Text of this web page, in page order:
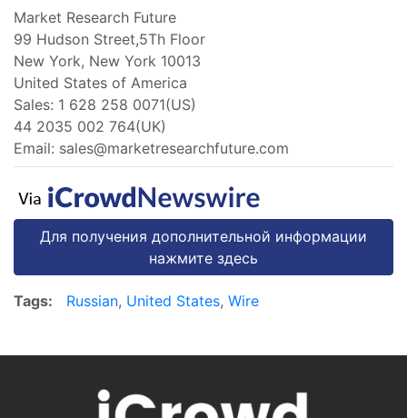
Market Research Future
99 Hudson Street,5Th Floor
New York, New York 10013
United States of America
Sales: 1 628 258 0071(US)
44 2035 002 764(UK)
Email: sales@marketresearchfuture.com
Для получения дополнительной информации
нажмите здесь
Tags: Russian, United States, Wire